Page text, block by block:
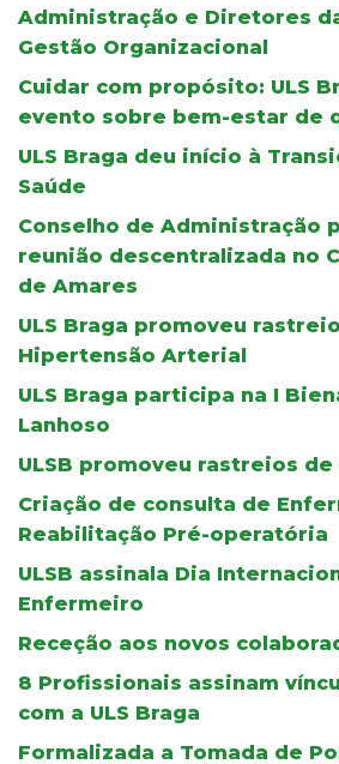
Administração e Diretores
Gestão Organizacional
Cuidar com propósito: ULS
evento sobre bem-estar de
ULS Braga deu início à
Saúde
Conselho de Administração
reunião descentralizada no
de Amares
ULS Braga promoveu
Hipertensão Arterial
ULS Braga participa na I
Lanhoso
ULSB promoveu rastreios
Criação de consulta de
Reabilitação Pré-operatória
ULSB assinala Dia
Enfermeiro
Receção aos novos
8 Profissionais assinam
com a ULS Braga
Formalizada a Tomada de